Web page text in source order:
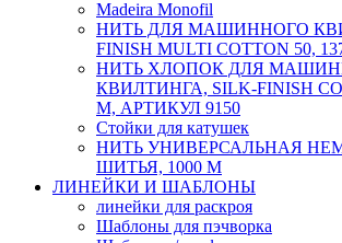
Мadeira Monofil
НИТЬ ДЛЯ МАШИННОГО
FINISH MULTI COTTON 50,
НИТЬ ХЛОПОК ДЛЯ
КВИЛТИНГА, SILK-FINISH
М, АРТИКУЛ 9150
Стойки для катушек
НИТЬ УНИВЕРСАЛЬНАЯ
ШИТЬЯ, 1000 М
ЛИНЕЙКИ И ШАБЛОНЫ
линейки для раскроя
Шаблоны для пэчворка